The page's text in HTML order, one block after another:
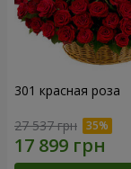
301 красная роза
27 537 грн